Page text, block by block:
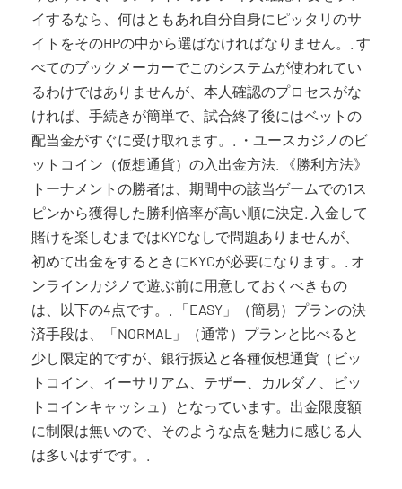
イするなら、何はともあれ自分自身にピッタリのサ
イトをそのHPの中から選ばなければなりません。. す
べてのブックメーカーでこのシステムが使われてい
るわけではありませんが、本人確認のプロセスがな
ければ、手続きが簡単で、試合終了後にはベットの
配当金がすぐに受け取れます。. ・ユースカジノのビ
ットコイン（仮想通貨）の入出金方法. 《勝利方法》
トーナメントの勝者は、期間中の該当ゲームでの1ス
ピンから獲得した勝利倍率が高い順に決定. 入金して
賭けを楽しむまではKYCなしで問題ありませんが、
初めて出金をするときにKYCが必要になります。. オ
ンラインカジノで遊ぶ前に用意しておくべきもの
は、以下の4点です。. 「EASY」（簡易）プランの決
済手段は、「NORMAL」（通常）プランと比べると
少し限定的ですが、銀行振込と各種仮想通貨（ビッ
トコイン、イーサリアム、テザー、カルダノ、ビッ
トコインキャッシュ）となっています。出金限度額
に制限は無いので、そのような点を魅力に感じる人
は多いはずです。.